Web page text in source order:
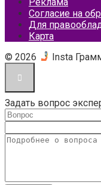
Согласие на
Для
Карта
© 2026
Insta
Задать вопрос